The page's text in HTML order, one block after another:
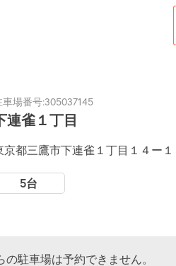
車場番号:305037145
連雀１丁目
京都三鷹市下連雀１丁目１４ー１
5台
の駐車場は予約できません。